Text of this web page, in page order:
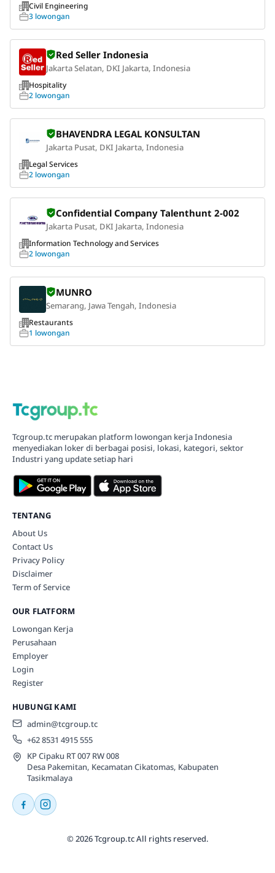
Civil Engineering
3 lowongan
Red Seller Indonesia
Jakarta Selatan, DKI Jakarta, Indonesia
Hospitality
2 lowongan
BHAVENDRA LEGAL KONSULTAN
Jakarta Pusat, DKI Jakarta, Indonesia
Legal Services
2 lowongan
Confidential Company Talenthunt 2-002
Jakarta Pusat, DKI Jakarta, Indonesia
Information Technology and Services
2 lowongan
MUNRO
Semarang, Jawa Tengah, Indonesia
Restaurants
1 lowongan
Tcgroup.tc merupakan platform lowongan kerja Indonesia
menyediakan loker di berbagai posisi, lokasi, kategori, sektor
Industri yang update setiap hari
TENTANG
About Us
Contact Us
Privacy Policy
Disclaimer
Term of Service
OUR FLATFORM
Lowongan Kerja
Perusahaan
Employer
Login
Register
HUBUNGI KAMI
admin@tcgroup.tc
+62 8531 4915 555
KP Cipaku RT 007 RW 008
Desa Pakemitan, Kecamatan Cikatomas, Kabupaten
Tasikmalaya
© 2026 Tcgroup.tc All rights reserved.